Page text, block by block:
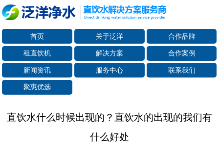
首页 关于泛洋 合作品牌
租直饮机 解决方案 合作案例
新闻资讯 服务中心 联系我们
聚惠优选
直饮水什么时候出现的？直饮水的出现的我们有
什么好处